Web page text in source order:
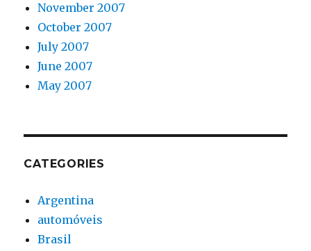
November 2007
October 2007
July 2007
June 2007
May 2007
CATEGORIES
Argentina
automóveis
Brasil